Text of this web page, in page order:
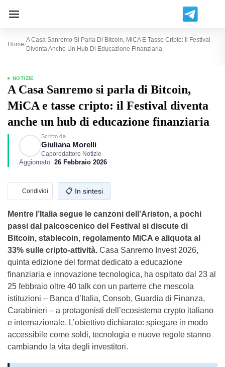
Home
A Casa Sanremo Si Parla Di Bitcoin, MiCA E Tasse Cripto: Il Festival
Diventa Anche Un Hub Di Educazione Finanziaria
NOTIZIE
A Casa Sanremo si parla di Bitcoin,
MiCA e tasse cripto: il Festival diventa
anche un hub di educazione finanziaria
Scritto da
Giuliana Morelli
Caporedattore Notizie
Aggiornato: 26 Febbraio 2026
Condividi 📋 In sintesi
Mentre l’Italia segue le canzoni dell’Ariston, a pochi
passi dal palcoscenico del Festival si discute di
Bitcoin, stablecoin, regolamento MiCA e aliquota al
33% sulle cripto-attività. Casa Sanremo Invest 2026,
quinta edizione del format dedicato a educazione
finanziaria e innovazione tecnologica, ha ospitato dal 23 al
25 febbraio oltre 40 talk con un parterre che mescola
istituzioni – Banca d’Italia, Consob, Guardia di Finanza,
Carabinieri – a protagonisti dell’ecosistema crypto italiano
e internazionale. L’obiettivo dichiarato: spiegare in modo
accessibile come soldi, tecnologia e nuove regole stanno
cambiando la vita degli investitori.